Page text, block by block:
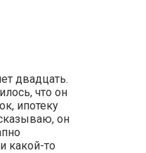
двадцать.
что он
ипотеку
он
какой-то